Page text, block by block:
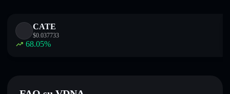
CATE
$0.037733
68.05%